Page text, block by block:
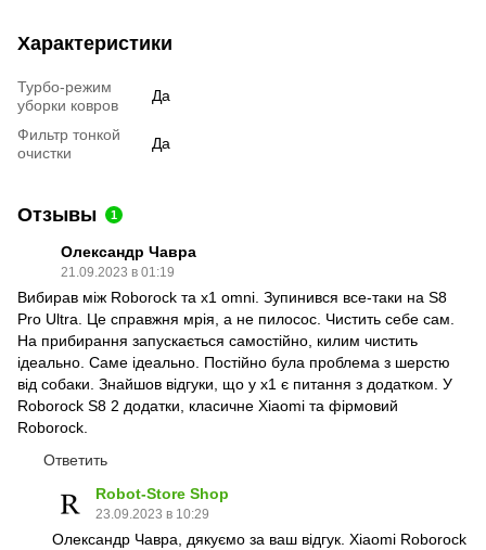
Характеристики
Турбо-режим
уборки ковров
Да
Фильтр тонкой
очистки
Да
Отзывы 1
Олександр Чавра
21.09.2023 в 01:19
Вибирав між Roborock та x1 omni. Зупинився все-таки на S8
Pro Ultra. Це справжня мрія, а не пилосос. Чистить себе сам.
На прибирання запускається самостійно, килим чистить
ідеально. Саме ідеально. Постійно була проблема з шерстю
від собаки. Знайшов відгуки, що у x1 є питання з додатком. У
Roborock S8 2 додатки, класичне Xiaomi та фірмовий
Roborock.
Ответить
Robot-Store Shop
23.09.2023 в 10:29
Олександр Чавра, дякуємо за ваш відгук. Xiaomi Roborock